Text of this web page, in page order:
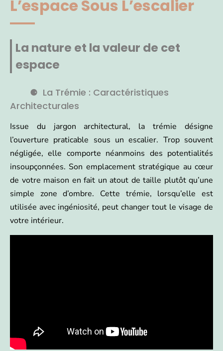
L’espace Sous L’escalier
La nature et la valeur de cet
espace
La Trémie : Caractéristiques
Architecturales
Issue du jargon architectural, la trémie désigne
l’ouverture praticable sous un escalier. Trop souvent
négligée, elle comporte néanmoins des potentialités
insoupçonnées. Son emplacement stratégique au cœur
de votre maison en fait un atout de taille plutôt qu’une
simple zone d’ombre. Cette trémie, lorsqu’elle est
utilisée avec ingéniosité, peut changer tout le visage de
votre intérieur.